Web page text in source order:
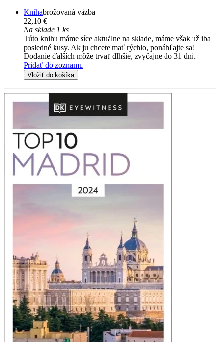
Knihabrožovaná väzba
22,10 €
Na sklade 1 ks
Túto knihu máme síce aktuálne na sklade, máme však už iba
posledné kusy. Ak ju chcete mať rýchlo, ponáhľajte sa!
Dodanie ďalších môže trvať dlhšie, zvyčajne do 31 dní.
Pridať do zoznamu
Vložiť do košíka